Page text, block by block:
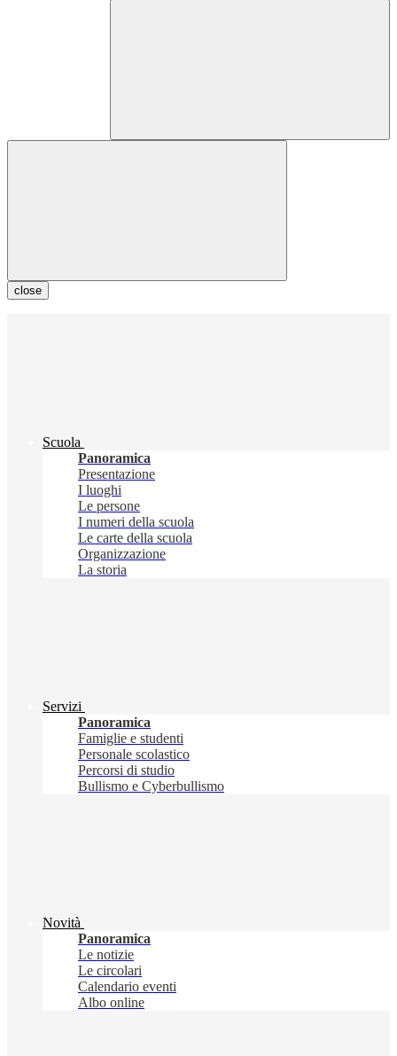
close
Scuola
Panoramica
Presentazione
I luoghi
Le persone
I numeri della scuola
Le carte della scuola
Organizzazione
La storia
Servizi
Panoramica
Famiglie e studenti
Personale scolastico
Percorsi di studio
Bullismo e Cyberbullismo
Novità
Panoramica
Le notizie
Le circolari
Calendario eventi
Albo online